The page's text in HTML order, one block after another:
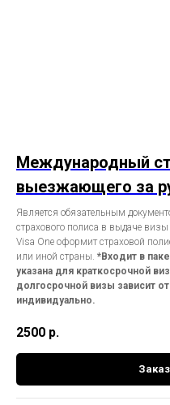
Международный
выезжающего за
Является обязательным
страхового полиса в выдаче
Visa One оформит страховой
или иной страны. *Входит в
указана для краткосрочной
долгосрочной визы зависит
индивидуально.
2500 р.